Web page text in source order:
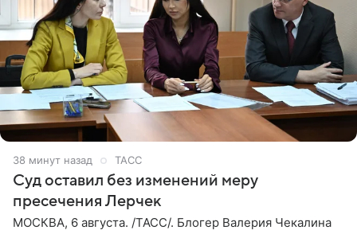
38 минут назад ТАСС
Суд оставил без изменений меру
пресечения Лерчек
МОСКВА, 6 августа. /ТАСС/. Блогер Валерия Чекалина